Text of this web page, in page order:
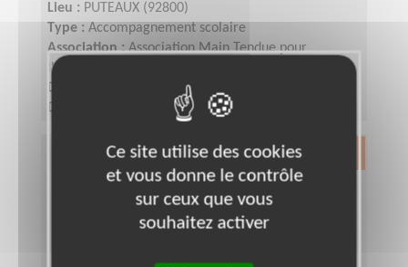
Lieu : PUTEAUX (92800)
Type : Accompagnement scolaire
Association :Association Main Tendue pour
l'Intégration à Puteaux
Date :
Disponibilité demandée :
1 à 2 fois par semaine
Exclusion & Pauvreté
Ce site utilise des cookies
et vous donne le contrôle
sur ceux que vous
souhaitez activer